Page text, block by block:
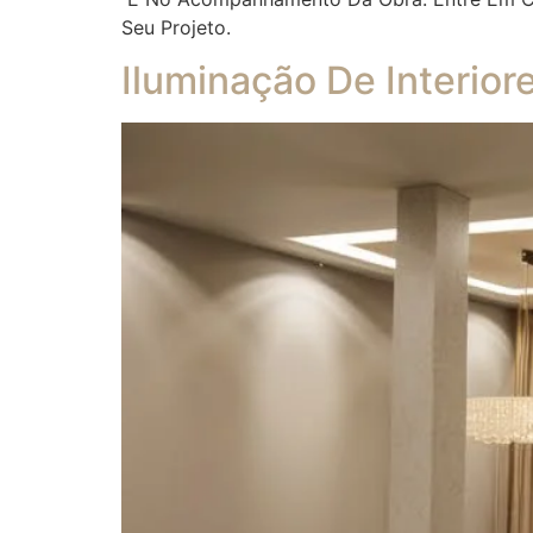
Seu Projeto.
Iluminação De